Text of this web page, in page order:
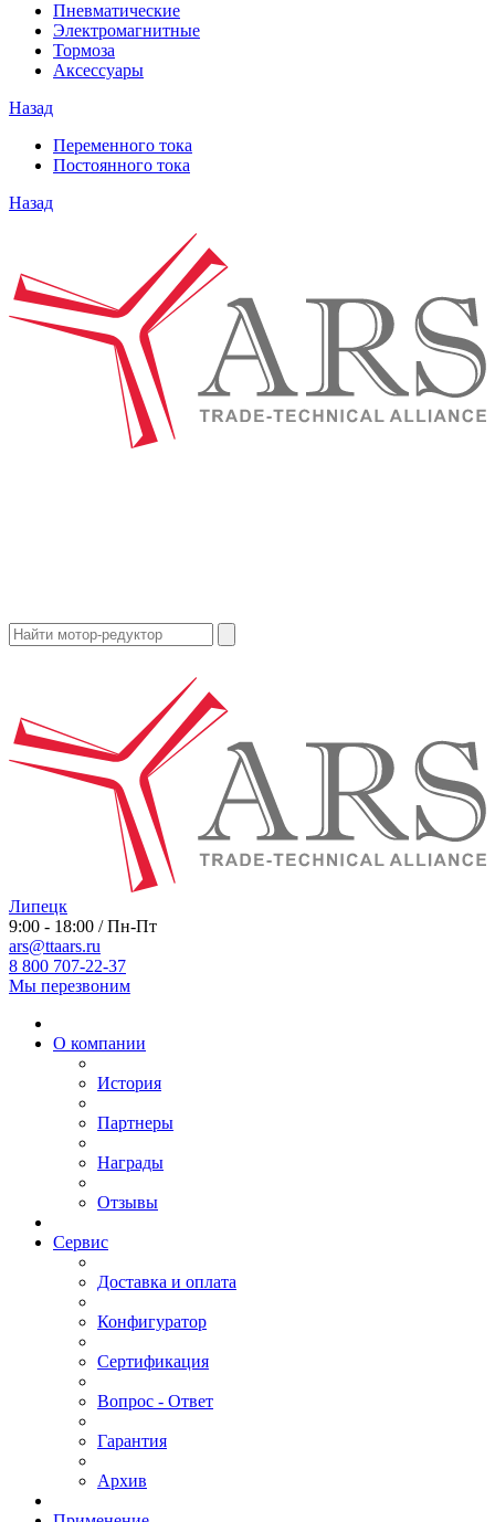
Пневматические
Электромагнитные
Тормоза
Аксессуары
Назад
Переменного тока
Постоянного тока
Назад
Липецк
9:00 - 18:00 / Пн-Пт
ars@ttaars.ru
8 800 707-22-37
Мы перезвоним
О компании
История
Партнеры
Награды
Отзывы
Сервис
Доставка и оплата
Конфигуратор
Сертификация
Вопрос - Ответ
Гарантия
Архив